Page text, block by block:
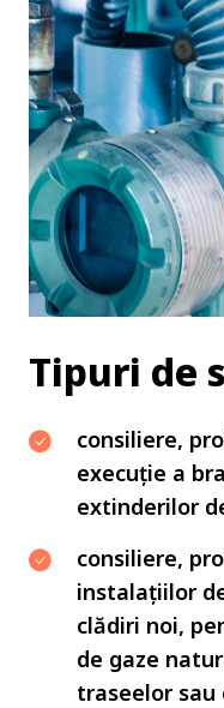
Tipuri de
consiliere,
execuție a
extinderilor
consiliere,
instalațiilor
clădiri noi,
de gaze
traseelor